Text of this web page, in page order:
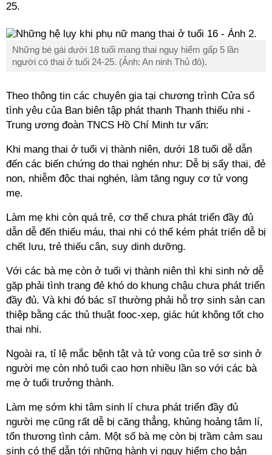
25.
Những bé gái dưới 18 tuổi mang thai nguy hiểm gấp 5 lần
người có thai ở tuổi 24-25. (Ảnh: An ninh Thủ đô).
Theo thông tin các chuyên gia tại chương trình Cửa sổ
tình yêu của Ban biên tập phát thanh Thanh thiếu nhi -
Trung ương đoàn TNCS Hồ Chí Minh tư vấn:
Khi mang thai ở tuổi vị thành niên, dưới 18 tuổi dễ dẫn
đến các biến chứng do thai nghén như: Dễ bị sẩy thai, đẻ
non, nhiễm độc thai nghén, làm tăng nguy cơ tử vong
mẹ.
Làm mẹ khi còn quá trẻ, cơ thể chưa phát triển đầy đủ
dẫn dễ đến thiếu máu, thai nhi có thể kém phát triển dễ bị
chết lưu, trẻ thiếu cân, suy dinh dưỡng.
Với các bà mẹ còn ở tuổi vị thành niên thì khi sinh nở dễ
gặp phải tình trạng đẻ khó do khung chậu chưa phát triển
đầy đủ. Và khi đó bác sĩ thường phải hỗ trợ sinh sản can
thiệp bằng các thủ thuật fooc-xep, giác hút không tốt cho
thai nhi.
Ngoài ra, tỉ lệ mắc bệnh tật và tử vong của trẻ sơ sinh ở
người mẹ còn nhỏ tuổi cao hơn nhiều lần so với các bà
mẹ ở tuổi trưởng thành.
Làm mẹ sớm khi tâm sinh lí chưa phát triển đầy đủ
người mẹ cũng rất dễ bị căng thẳng, khủng hoảng tâm lí,
tổn thương tình cảm. Một số bà mẹ còn bị trầm cảm sau
sinh có thể dẫn tới những hành vi nguy hiểm cho bản